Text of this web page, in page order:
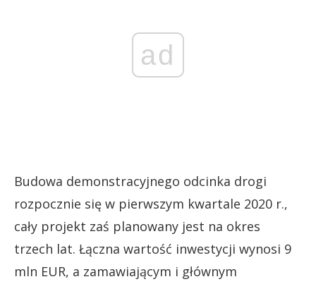
ad
Budowa demonstracyjnego odcinka drogi
rozpocznie się w pierwszym kwartale 2020 r.,
cały projekt zaś planowany jest na okres
trzech lat. Łączna wartość inwestycji wynosi 9
mln EUR, a zamawiającym i głównym